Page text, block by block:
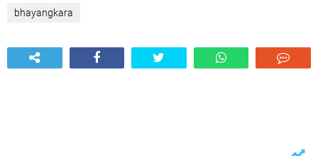
bhayangkara